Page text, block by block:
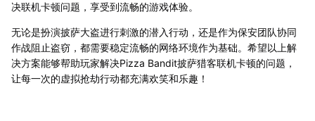
决联机卡顿问题，享受到流畅的游戏体验。
无论是扮演披萨大盗进行刺激的潜入行动，还是作为保安团队协同
作战阻止盗窃，都需要稳定流畅的网络环境作为基础。希望以上解
决方案能够帮助玩家解决Pizza Bandit披萨猎客联机卡顿的问题，
让每一次的虚拟抢劫行动都充满欢笑和乐趣！